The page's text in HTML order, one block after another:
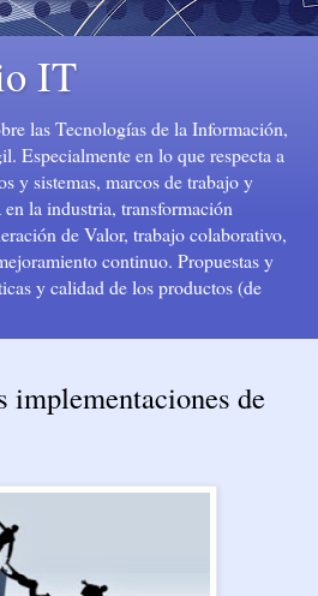
IT
las Tecnologías de la Información,
Especialmente en lo que respecta a
y sistemas, marcos de trabajo y
la industria, transformación
de Valor, trabajo colaborativo,
continuo. Propuestas y
y calidad de los productos (de
implementaciones de